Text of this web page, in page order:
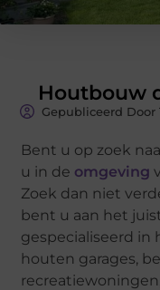
Houtbouw
Gepubliceerd Door
Bent u op zoek
u in de omgeving
Zoek dan niet
bent u aan het
gespecialiseerd in
houten garages,